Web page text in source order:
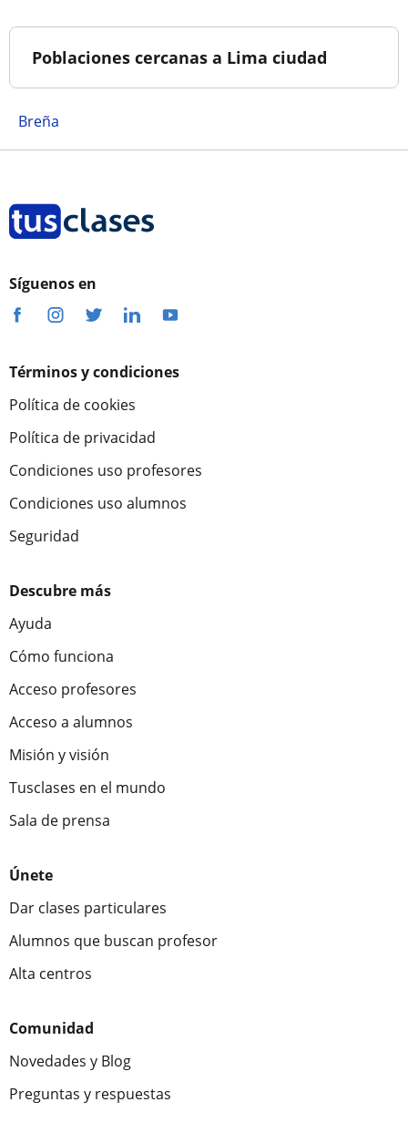
Poblaciones cercanas a Lima ciudad
Breña
Síguenos en
Términos y condiciones
Política de cookies
Política de privacidad
Condiciones uso profesores
Condiciones uso alumnos
Seguridad
Descubre más
Ayuda
Cómo funciona
Acceso profesores
Acceso a alumnos
Misión y visión
Tusclases en el mundo
Sala de prensa
Únete
Dar clases particulares
Alumnos que buscan profesor
Alta centros
Comunidad
Novedades y Blog
Preguntas y respuestas